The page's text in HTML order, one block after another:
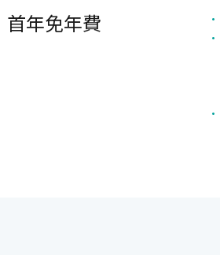
首年免年費